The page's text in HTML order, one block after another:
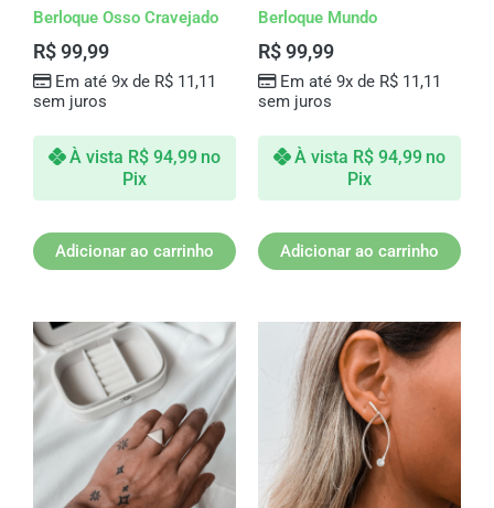
Berloque Osso Cravejado
R$99,99
Em até 9x de R$11,11
sem juros
À vista R$94,99 no
Pix
Adicionar ao carrinho
Berloque Mundo
R$99,99
Em até 9x de R$11,11
sem juros
À vista R$94,99 no
Pix
Adicionar ao carrinho
Este
produto
tem
várias
variantes.
As
opções